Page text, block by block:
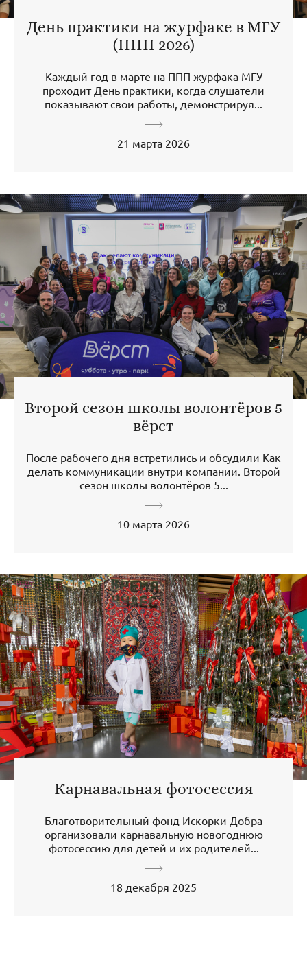
День практики на журфаке в МГУ
(ППП 2026)
Каждый год в марте на ППП журфака МГУ
проходит День практики, когда слушатели
показывают свои работы, демонстрируя...
21 марта 2026
Второй сезон школы волонтёров 5
вёрст
После рабочего дня встретились и обсудили Как
делать коммуникации внутри компании. Второй
сезон школы волонтёров 5...
10 марта 2026
Карнавальная фотосессия
Благотворительный фонд Искорки Добра
организовали карнавальную новогоднюю
фотосессию для детей и их родителей...
18 декабря 2025